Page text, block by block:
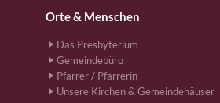
Orte & Menschen
Das Presbyterium
Gemeindebüro
Pfarrer / Pfarrerin
Unsere Kirchen & Gemeindehäuser